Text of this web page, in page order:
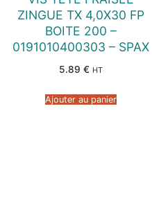
ZINGUE TX 4,0X30 FP
BOITE 200 –
0191010400303 – SPAX
5.89 € HT
Ajouter au panier